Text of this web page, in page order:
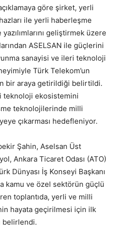
göre şirket, yerli
ile yerli haberleşme
geliştirmek üzere
ASELSAN ile güçlerini
sanayisi ve ileri teknoloji
Türk Telekom’un
bir araya getirildiği belirtildi.
teknoloji ekosistemini
teknolojilerinde milli
çıkarması hedefleniyor.
Şahin, Aselsan Üst
Ankara Ticaret Odası (ATO)
Dünyası İş Konseyi Başkanı
kamu ve özel sektörün güçlü
toplantıda, yerli ve milli
hayata geçirilmesi için ilk
belirlendi.